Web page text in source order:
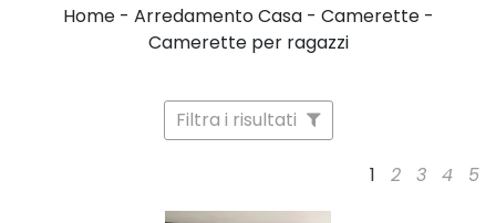
Home- Arredamento Casa- Camerette-
Camerette per ragazzi
Filtra i risultati
1 2 3 4 5